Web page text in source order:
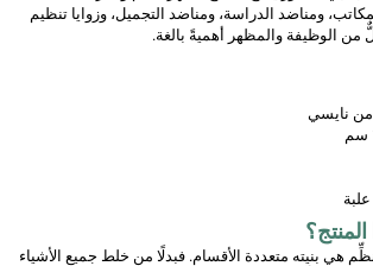
ومناضد الدراسة، ومناضد التجميل، وزوايا تنظيم
الوظيفة والمظهر أهميةً بالغة.
نايسي
هي بنيته متعددة الأقسام. فبدلًا من خلط جميع الأشياء